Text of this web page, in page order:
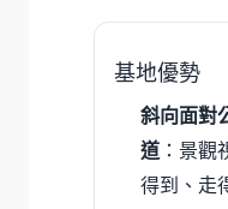
基地優勢
斜向面對
道 ：景觀
得到、走